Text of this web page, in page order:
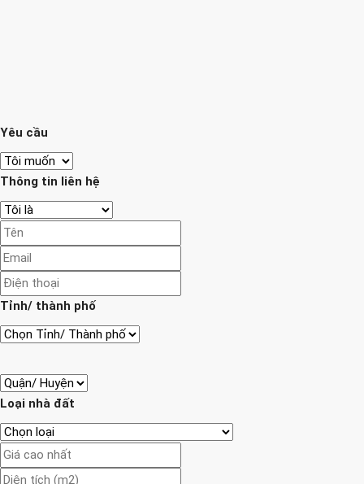
Yêu cầu
Thông tin liên hệ
Tỉnh/ thành phố
Loại nhà đất